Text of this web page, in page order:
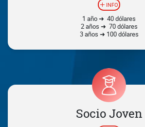
INFO
1 año ➜ 40 dólares
2 años ➜ 70 dólares
3 años ➜ 100 dólares
Socio Joven